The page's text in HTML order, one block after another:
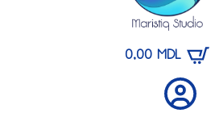
0,00 MDL